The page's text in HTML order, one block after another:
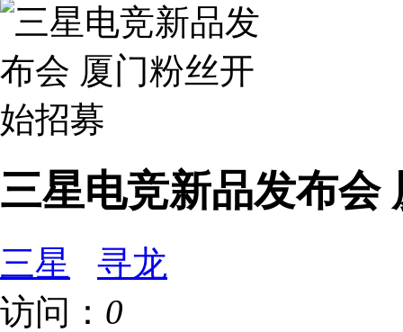
三星电竞新品发布会
三星
寻龙
访问： 0